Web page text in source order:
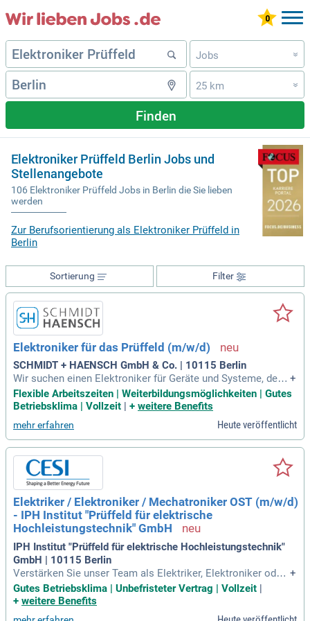
Jobs »
25 km »
Finden
Elektroniker Prüffeld Berlin Jobs und
Stellenangebote
106 Elektroniker Prüffeld Jobs in Berlin die Sie lieben
werden
Zur Berufsorientierung als Elektroniker Prüffeld in
Berlin
Filter
Sortierung
Elektroniker für das Prüffeld (m/w/d)
SCHMIDT + HAENSCH GmbH & Co. | 10115 Berlin
Wir suchen einen Elektroniker für Geräte und Systeme, der d
ie Inbetriebnahme und Fertigstellung neuer Geräte übernim
mt. Außerdem sind Fehlersuche und Reparaturen an aktuell
dierte Kenntnisse in Analog- und Digitaltechnik sowie sehr g
ute PC-Anwendungsfähigkeiten, insbesondere in MS Office,
mit. Das Unternehmen bietet ein attraktives Gehalt, flexible
Arbeitszeiten und individuelle Zusatzleistungen, einschließli
ch betrieblicher Altersvorsorge. Zudem fördern wir Ihre Weit
erbildung und bieten ein angenehmes Arbeitsklima mit unter
stützenden Kollegen. Genießen Sie eine gute Anbindung an
öffentliche Verkehrsmittel und einen Firmenparkplatz.
+
Flexible Arbeitszeiten | Weiterbildungsmöglichkeiten | Gutes
Betriebsklima | Vollzeit
+ weitere Benefits
mehr erfahren Heute veröffentlicht
Elektriker / Elektroniker / Mechatroniker OST (m/w/d)
- IPH Institut "Prüffeld für elektrische
Hochleistungstechnik" GmbH
IPH Institut "Prüffeld für elektrische Hochleistungstechnik"
GmbH | 10115 Berlin
Verstärken Sie unser Team als Elektriker, Elektroniker oder
Mechatroniker (m/w/d) bei KEMA Labs in Berlin Marzahn! In
dieser Vollzeitstelle von 38 Stunden pro Woche erwarten Si
+
Gutes Betriebsklima | Unbefristeter Vertrag | Vollzeit |
+ weitere Benefits